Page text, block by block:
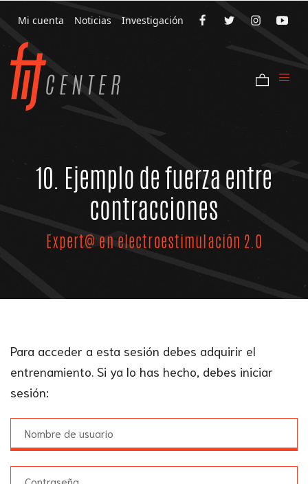
Mi cuenta Noticias Investigación
10. Ejemplo de fuerza entre
contracciones
Expert@ en electroestimulación 2.0
Para acceder a esta sesión debes adquirir el
entrenamiento. Si ya lo has hecho, debes iniciar
sesión: